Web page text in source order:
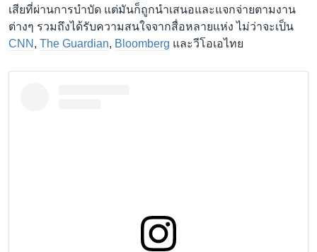
เสียที่ผ่านการบำบัด แต่มันก็ถูกนำเสนอและแจกจ่ายตามงาน
ต่างๆ รวมถึงได้รับความสนใจจากสื่อหลายแห่ง ไม่ว่าจะเป็น
CNN , The Guardian, Bloomberg และวีโอเอไทย